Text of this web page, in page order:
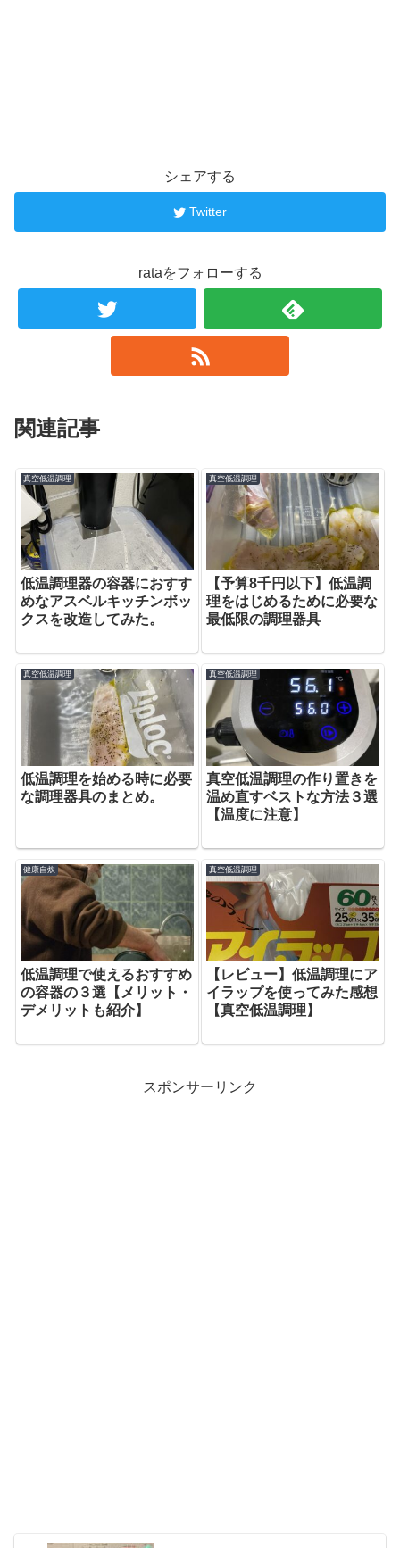
シェアする
Twitter
rataをフォローする
関連記事
真空低温調理
低温調理器の容器におすす
めなアスベルキッチンボッ
クスを改造してみた。
真空低温調理
【予算8千円以下】低温調
理をはじめるために必要な
最低限の調理器具
真空低温調理
低温調理を始める時に必要
な調理器具のまとめ。
真空低温調理
真空低温調理の作り置きを
温め直すベストな方法３選
【温度に注意】
健康自炊
低温調理で使えるおすすめ
の容器の３選【メリット・
デメリットも紹介】
真空低温調理
【レビュー】低温調理にア
イラップを使ってみた感想
【真空低温調理】
スポンサーリンク